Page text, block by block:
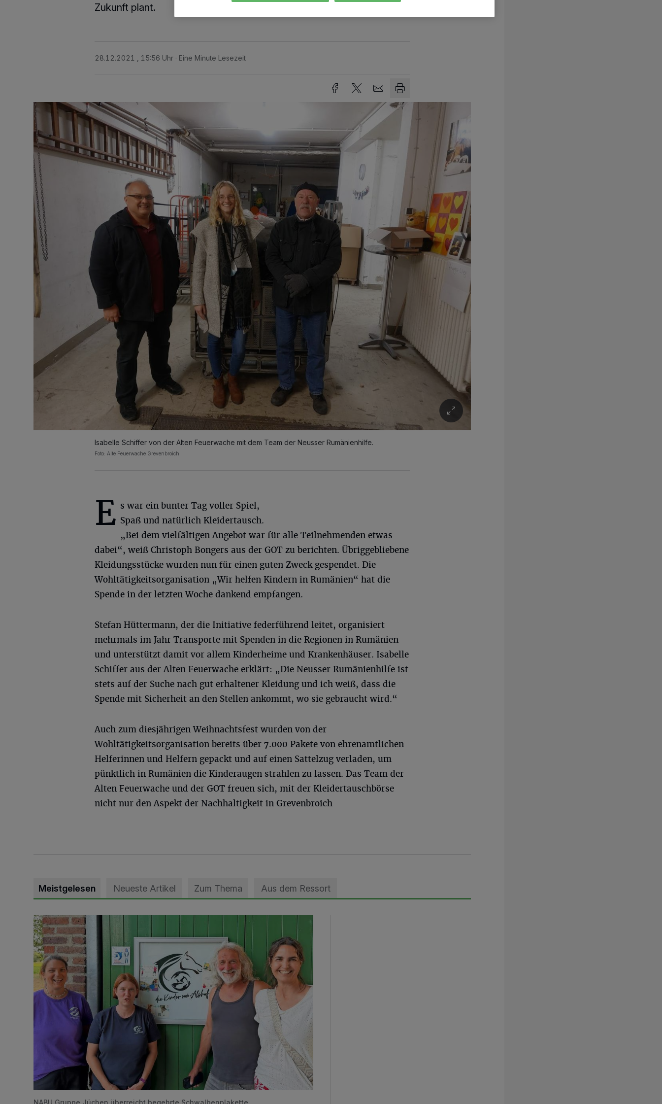
Zukunft plant.
28.12.2021 , 15:56 Uhr Eine Minute Lesezeit
Isabelle Schiffer von der Alten Feuerwache mit dem Team der Neusser Rumänienhilfe.
Foto: Alte Feuerwache Grevenbroich
E s war ein bunter Tag voller Spiel,
Spaß und natürlich Kleidertausch.
„Bei dem vielfältigen Angebot war für alle Teilnehmenden etwas
dabei“, weiß Christoph Bongers aus der GOT zu berichten. Übriggebliebene
Kleidungsstücke wurden nun für einen guten Zweck gespendet. Die
Wohltätigkeitsorganisation „Wir helfen Kindern in Rumänien“ hat die
Spende in der letzten Woche dankend empfangen.
Stefan Hüttermann, der die Initiative federführend leitet, organisiert
mehrmals im Jahr Transporte mit Spenden in die Regionen in Rumänien
und unterstützt damit vor allem Kinderheime und Krankenhäuser. Isabelle
Schiffer aus der Alten Feuerwache erklärt: „Die Neusser Rumänienhilfe ist
stets auf der Suche nach gut erhaltener Kleidung und ich weiß, dass die
Spende mit Sicherheit an den Stellen ankommt, wo sie gebraucht wird.“
Auch zum diesjährigen Weihnachtsfest wurden von der
Wohltätigkeitsorganisation bereits über 7.000 Pakete von ehrenamtlichen
Helferinnen und Helfern gepackt und auf einen Sattelzug verladen, um
pünktlich in Rumänien die Kinderaugen strahlen zu lassen. Das Team der
Alten Feuerwache und der GOT freuen sich, mit der Kleidertauschbörse
nicht nur den Aspekt der Nachhaltigkeit in Grevenbroich
Meistgelesen Neueste Artikel Zum Thema Aus dem Ressort
Vorbildlicher Einsatz für den Artenschutz gewürdigt
NABU Gruppe Jüchen überreicht begehrte Schwalbenplakette